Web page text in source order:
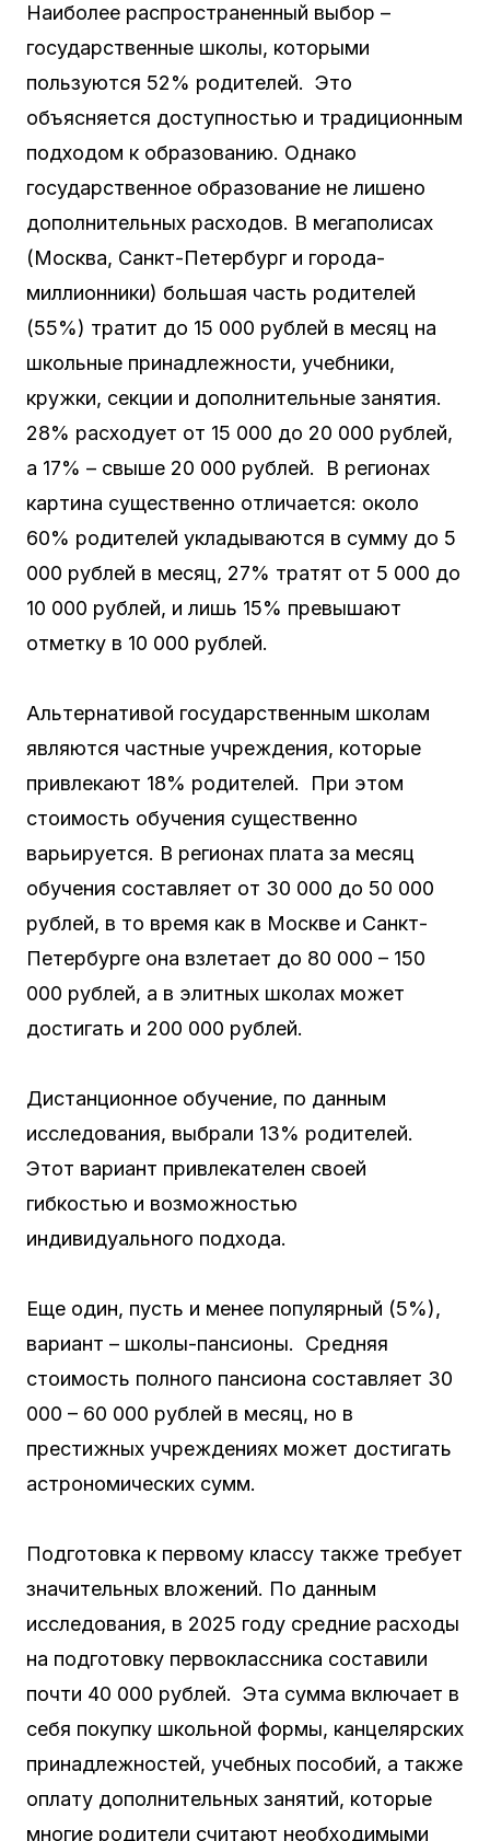
Наиболее распространенный выбор –
государственные школы, которыми
пользуются 52% родителей. Это
объясняется доступностью и традиционным
подходом к образованию. Однако
государственное образование не лишено
дополнительных расходов. В мегаполисах
(Москва, Санкт-Петербург и города-
миллионники) большая часть родителей
(55%) тратит до 15 000 рублей в месяц на
школьные принадлежности, учебники,
кружки, секции и дополнительные занятия.
28% расходует от 15 000 до 20 000 рублей,
а 17% – свыше 20 000 рублей. В регионах
картина существенно отличается: около
60% родителей укладываются в сумму до 5
000 рублей в месяц, 27% тратят от 5 000 до
10 000 рублей, и лишь 15% превышают
отметку в 10 000 рублей.
Альтернативой государственным школам
являются частные учреждения, которые
привлекают 18% родителей. При этом
стоимость обучения существенно
варьируется. В регионах плата за месяц
обучения составляет от 30 000 до 50 000
рублей, в то время как в Москве и Санкт-
Петербурге она взлетает до 80 000 – 150
000 рублей, а в элитных школах может
достигать и 200 000 рублей.
Дистанционное обучение, по данным
исследования, выбрали 13% родителей.
Этот вариант привлекателен своей
гибкостью и возможностью
индивидуального подхода.
Еще один, пусть и менее популярный (5%),
вариант – школы-пансионы. Средняя
стоимость полного пансиона составляет 30
000 – 60 000 рублей в месяц, но в
престижных учреждениях может достигать
астрономических сумм.
Подготовка к первому классу также требует
значительных вложений. По данным
исследования, в 2025 году средние расходы
на подготовку первоклассника составили
почти 40 000 рублей. Эта сумма включает в
себя покупку школьной формы, канцелярских
принадлежностей, учебных пособий, а также
оплату дополнительных занятий, которые
многие родители считают необходимыми